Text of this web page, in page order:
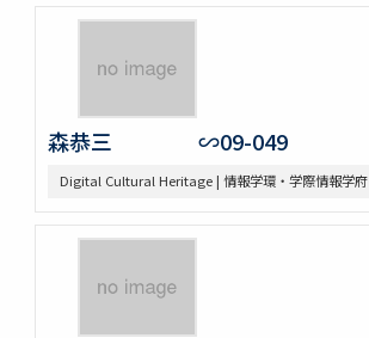
森恭三 ∽09-049
Digital Cultural Heritage | 情報学環・学際情報学府